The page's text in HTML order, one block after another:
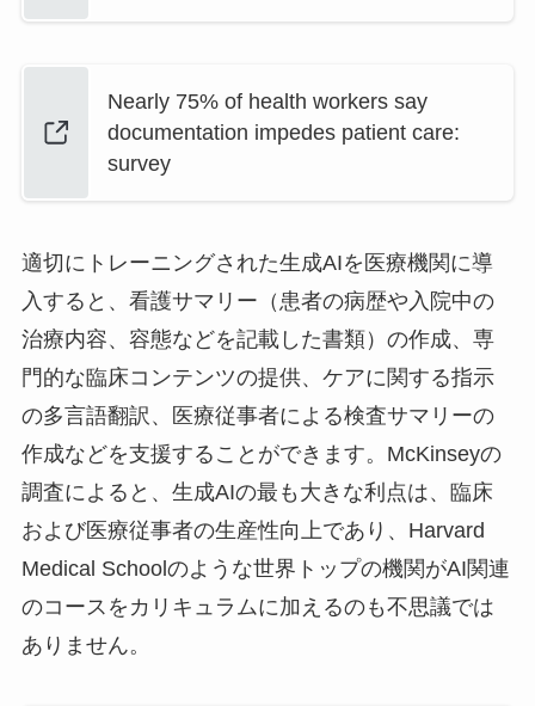
Nearly 75% of health workers say
documentation impedes patient care:
survey
適切にトレーニングされた生成AIを医療機関に導
入すると、看護サマリー（患者の病歴や入院中の
治療内容、容態などを記載した書類）の作成、専
門的な臨床コンテンツの提供、ケアに関する指示
の多言語翻訳、医療従事者による検査サマリーの
作成などを支援することができます。McKinseyの
調査によると、生成AIの最も大きな利点は、臨床
および医療従事者の生産性向上であり、Harvard
Medical Schoolのような世界トップの機関がAI関連
のコースをカリキュラムに加えるのも不思議では
ありません。